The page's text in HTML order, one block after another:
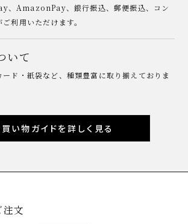
、AmazonPay、銀行振込、郵便振込、コン
利用いただけます。
いて
ド・紙袋など、種類豊富に取り揃えておりま
い物ガイドを詳しく見る
文